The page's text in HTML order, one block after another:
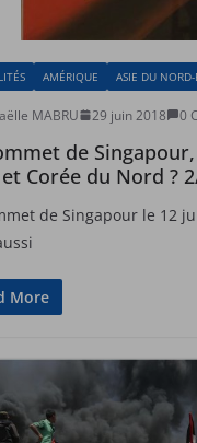
AMÉRIQUE ASIE DU NORD-
MABRU 29 juin 2018 0
de
Corée du Nord ?
de Singapour le 12
More